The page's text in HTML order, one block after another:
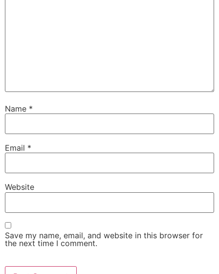
Name *
Email *
Website
Save my name, email, and website in this browser for
the next time I comment.